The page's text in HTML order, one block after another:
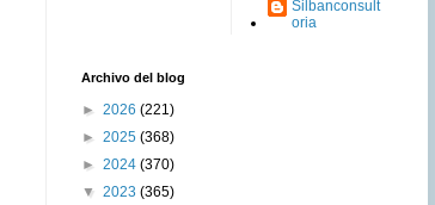
Silbanconsult
oria
Archivo del blog
► 2026 (221)
► 2025 (368)
► 2024 (370)
▼ 2023 (365)